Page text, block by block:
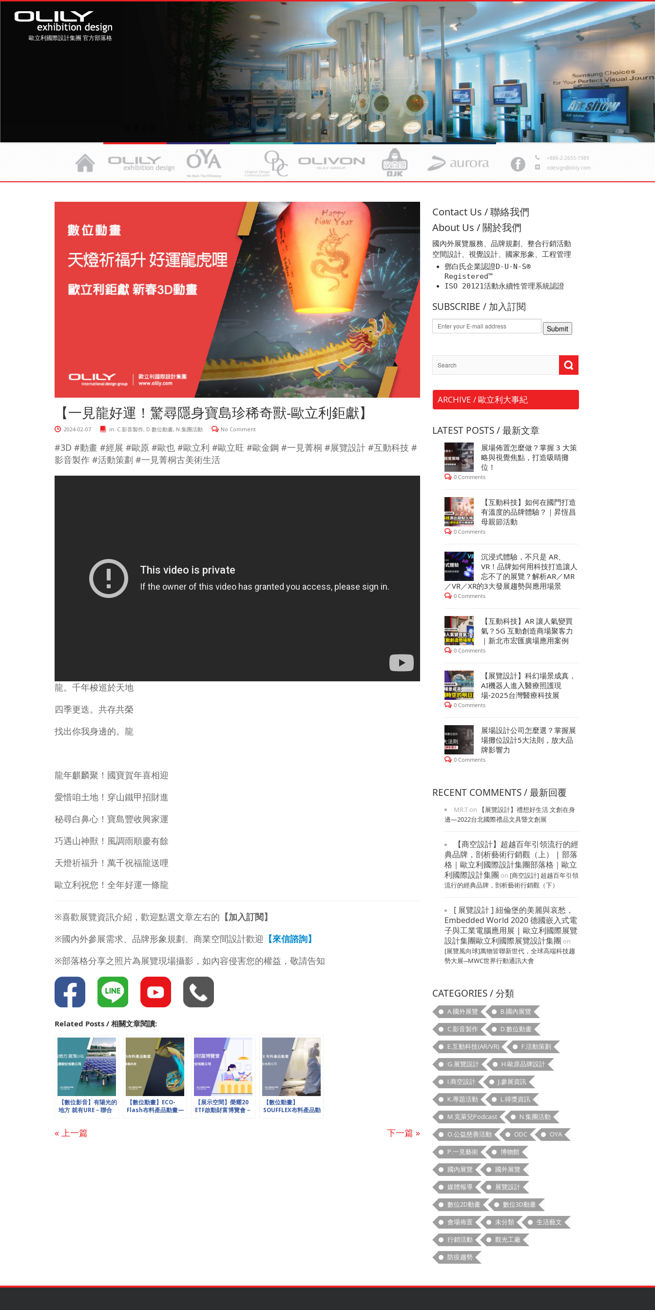
歐立利國際設計集團 官方部落格
+886-2-2655-1989
odesign@olily.com
整合行銷 品牌規劃 上海分部 材料租賃 展會代理
【一見龍好運！驚尋隱身寶島珍稀奇獸-歐立利鉅獻】
2024-02-07 in: C.影音製作, D.數位動畫, N.集團活動 No Comment
#3D #動畫 #經展 #歐原 #歐也 #歐立利 #歐立旺 #歐金鋼 #一見菁桐 #展覽設計 #互動科技 #
影音製作 #活動策劃 #一見菁桐古美術生活
龍。千年梭巡於天地
四季更迭。共存共榮
找出你我身邊的。龍
龍年麒麟聚！國寶賀年喜相迎
愛惜咱土地！穿山鐵甲招財進
秘尋白鼻心！寶島豐收興家運
巧遇山神獸！風調雨順慶有餘
天燈祈福升！萬千祝福龍送哩
歐立利祝您！全年好運一條龍
※喜歡展覽資訊介紹，歡迎點選文章左右的 【加入訂閱】
※國內外參展需求、品牌形象規劃、商業空間設計歡迎 【來信諮詢】
※部落格分享之照片為展覽現場攝影，如內容侵害您的權益，敬請告知
Related Posts / 相關文章閱讀:
【數位影音】有陽光的
地方 就有URE－聯合
【數位動畫】ECO-
Flash布料產品動畫—
【展示空間】榮耀20
ETF啟動財富博覽會－
【數位動畫】
SOUFFLEX布料產品動
« 上一篇 下一篇 »
Contact Us / 聯絡我們
About Us / 關於我們
國內外展覽服務、品牌規劃、整合行銷活動
空間設計、視覺設計、國家形象、工程管理
鄧白氏企業認證D-U-N-S®
Registered™
ISO 20121活動永續性管理系統認證
SUBSCRIBE / 加入訂閱
ARCHIVE / 歐立利大事紀
LATEST POSTS / 最新文章
展場佈置怎麼做？掌握 3 大策
略與視覺焦點，打造吸睛攤
位！
0 Comments
【互動科技】如何在國門打造
有溫度的品牌體驗？｜昇恆昌
母親節活動
0 Comments
沉浸式體驗，不只是 AR、
VR！品牌如何用科技打造讓人
忘不了的展覽？解析AR／MR
／VR／XR的3大發展趨勢與應用場景
0 Comments
【互動科技】AR 讓人氣變買
氣？5G 互動創造商場聚客力
｜新北市宏匯廣場應用案例
0 Comments
【展覽設計】科幻場景成真，
AI機器人進入醫療照護現
場-2025台灣醫療科技展
0 Comments
展場設計公司怎麼選？掌握展
場攤位設計5大法則，放大品
牌影響力
0 Comments
RECENT COMMENTS / 最新回覆
MR.T on
【展覽設計】禮想好生活 文創在身
邊—2022台北國際禮品文具暨文創展
【商空設計】超越百年引領流行的經
典品牌，剖析藝術行銷觀（上） | 部落
格｜歐立利國際設計集團部落格｜歐立
利國際設計集團 on [商空設計] 超越百年引領
流行的經典品牌，剖析藝術行銷觀（下）
[ 展覽設計 ] 紐倫堡的美麗與哀愁，
Embedded World 2020 德國嵌入式電
子與工業電腦應用展 | 歐立利國際展覽
設計集團歐立利國際展覽設計集團 on
[展覽風向球]萬物皆聯新世代，全球高端科技趨
勢大展─MWC世界行動通訊大會
CATEGORIES / 分類
A.國外展覽
B.國內展覽
C.影音製作
D.數位動畫
E.互動科技(AR/VR)
F.活動策劃
G.展覽設計
H.歐原品牌設計
I.商空設計
J.參展資訊
K.專題活動
L.得獎資訊
M.克萊兒Podcast
N.集團活動
O.公益慈善活動
ODC
OYA
P.一見藝術
博物館
國內展覽
國外展覽
媒體報導
展覽設計
數位2D動畫
數位3D動畫
會場佈置
未分類
生活藝文
行銷活動
觀光工廠
防疫趨勢